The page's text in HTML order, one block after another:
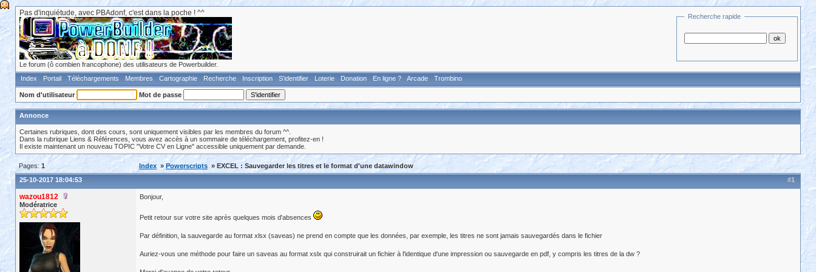
Pas d'inquiétude, avec PBAdonf, c'est dans la poche ! ^^
Le forum (ô combien francophone) des utilisateurs de Powerbuilder.
Recherche rapide
Index Portail Téléchargements Membres Cartographie Recherche Inscription S'identifier Loterie Donation En ligne ? Arcade Trombino
Nom d'utilisateur Mot de passe
Annonce
Certaines rubriques, dont des cours, sont uniquement visibles par les membres du forum ^^.
Dans la rubrique Liens & Références, vous avez accès à un sommaire de téléchargement, profitez-en !
Il existe maintenant un nouveau TOPIC "Votre CV en Ligne" accessible uniquement par demande.
Pages: 1 Index » Powerscripts » EXCEL : Sauvegarder les titres et le format d'une datawindow
#1
25-10-2017 18:04:53
wazou1812
Modératrice
Bonjour,
Petit retour sur votre site après quelques mois d'absences
Par définition, la sauvegarde au format xlsx (saveas) ne prend en compte que les données, par exemple, les titres ne sont jamais sauvegardés dans le fichier
Auriez-vous une méthode pour faire un saveas au format xslx qui construirait un fichier à l'identique d'une impression ou sauvegarde en pdf, y compris les titres de la dw ?